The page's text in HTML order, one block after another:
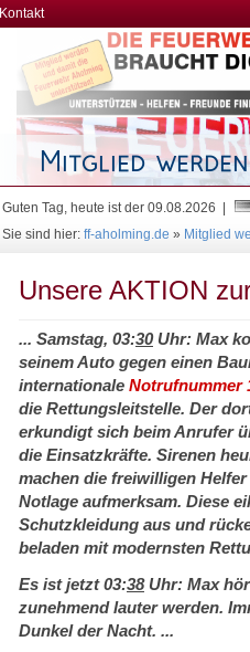
Kontakt
Guten Tag, heute ist der 09.08.2026 |
Sie sind hier: ff-aholming.de » Mitglied
Unsere AKTION
... Samstag, 03:30Uhr: Max
seinem Auto gegen einen
internationale Notrufnummer
die Rettungsleitstelle. Der
erkundigt sich beim Anrufer
die Einsatzkräfte. Sirenen
machen die freiwilligen
Notlage aufmerksam. Diese
Schutzkleidung aus und
beladen mit modernsten
Es ist jetzt 03:38Uhr: Max
zunehmend lauter werden.
Dunkel der Nacht. ...